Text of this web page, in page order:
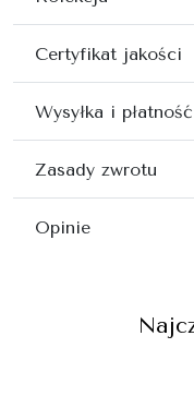
Certyfikat jakości
Wysyłka i płatność
Zasady zwrotu
Opinie